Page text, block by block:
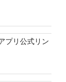
プリ公式リン